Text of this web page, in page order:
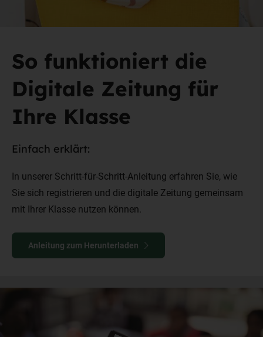
So funktioniert die
Digitale Zeitung für
Ihre Klasse
Einfach erklärt:
In unserer Schritt-für-Schritt-Anleitung erfahren Sie, wie
Sie sich registrieren und die digitale Zeitung gemeinsam
mit Ihrer Klasse nutzen können.
Anleitung zum Herunterladen